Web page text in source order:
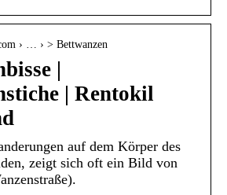
› … › > Bettwanzen
|
| Rentokil
auf dem Körper des
zeigt sich oft ein Bild von